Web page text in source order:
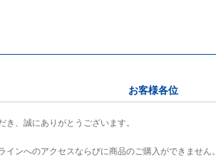
お客様各位
、誠にありがとうございます。
ンへのアクセスならびに商品のご購入ができません。